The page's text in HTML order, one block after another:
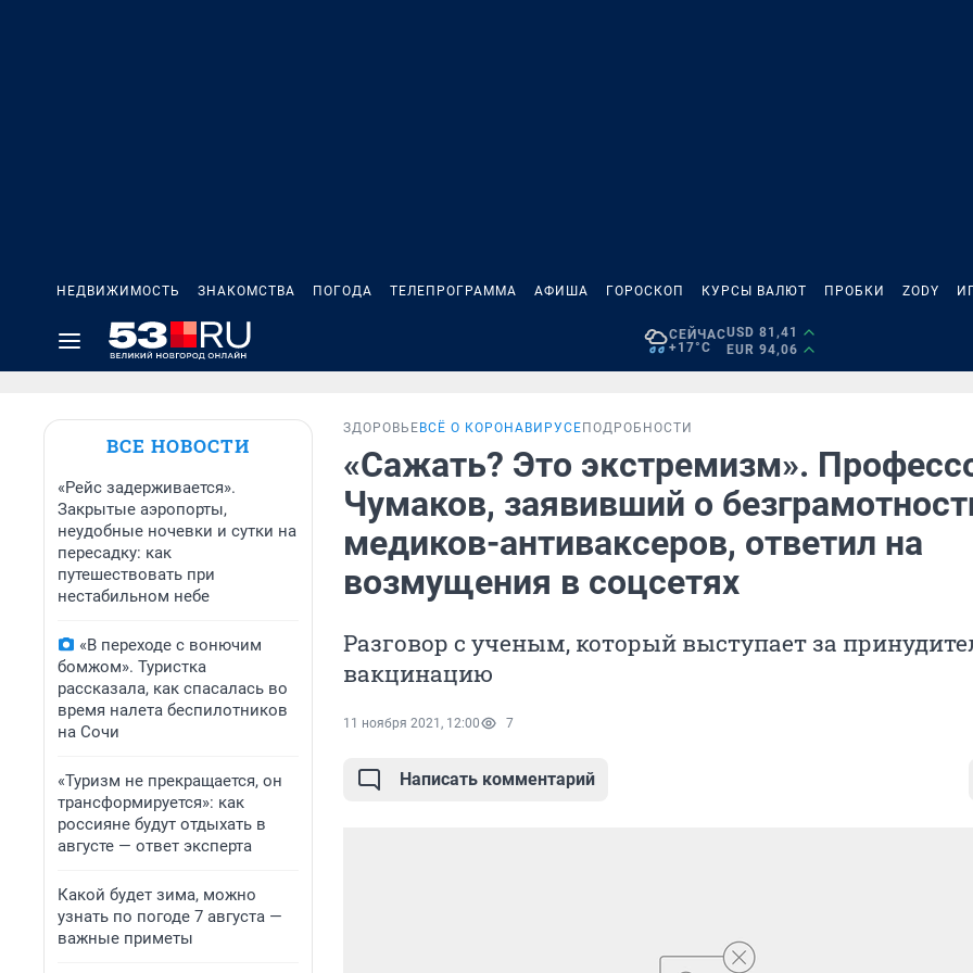
НЕДВИЖИМОСТЬ ЗНАКОМСТВА ПОГОДА ТЕЛЕПРОГРАММА АФИША ГОРОСКОП КУРСЫ ВАЛЮТ ПРОБКИ ZODY
СЕЙЧАС
+17°C
USD 81,41
EUR 94,06
ВСЕ НОВОСТИ
«Рейс задерживается».
Закрытые аэропорты,
неудобные ночевки и сутки на
пересадку: как
путешествовать при
нестабильном небе
«В переходе с вонючим
бомжом». Туристка
рассказала, как спасалась во
время налета беспилотников
на Сочи
«Туризм не прекращается, он
трансформируется»: как
россияне будут отдыхать в
августе — ответ эксперта
Какой будет зима, можно
узнать по погоде 7 августа —
важные приметы
ЗДОРОВЬЕ ВСЁ О КОРОНАВИРУСЕ ПОДРОБНОСТИ
«Сажать? Это экстремизм».
Чумаков, заявивший о
медиков-антиваксеров, ответил на
возмущения в соцсетях
Разговор с ученым, который выступает за
вакцинацию
11 ноября 2021, 12:00 7
Написать комментарий